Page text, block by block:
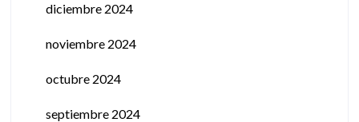
diciembre 2024
noviembre 2024
octubre 2024
septiembre 2024